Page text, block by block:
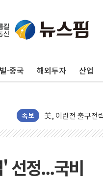
·중국 해외투자 산업
속보
김민석, 2주차 제
[속보] 민주, 제주
[속보] 민주, 제주
이번주 국내 주요
강릉·동해·삼척
폐기물 수거하다
李대통령 "결혼
여수 오동도 인근
선정...국비